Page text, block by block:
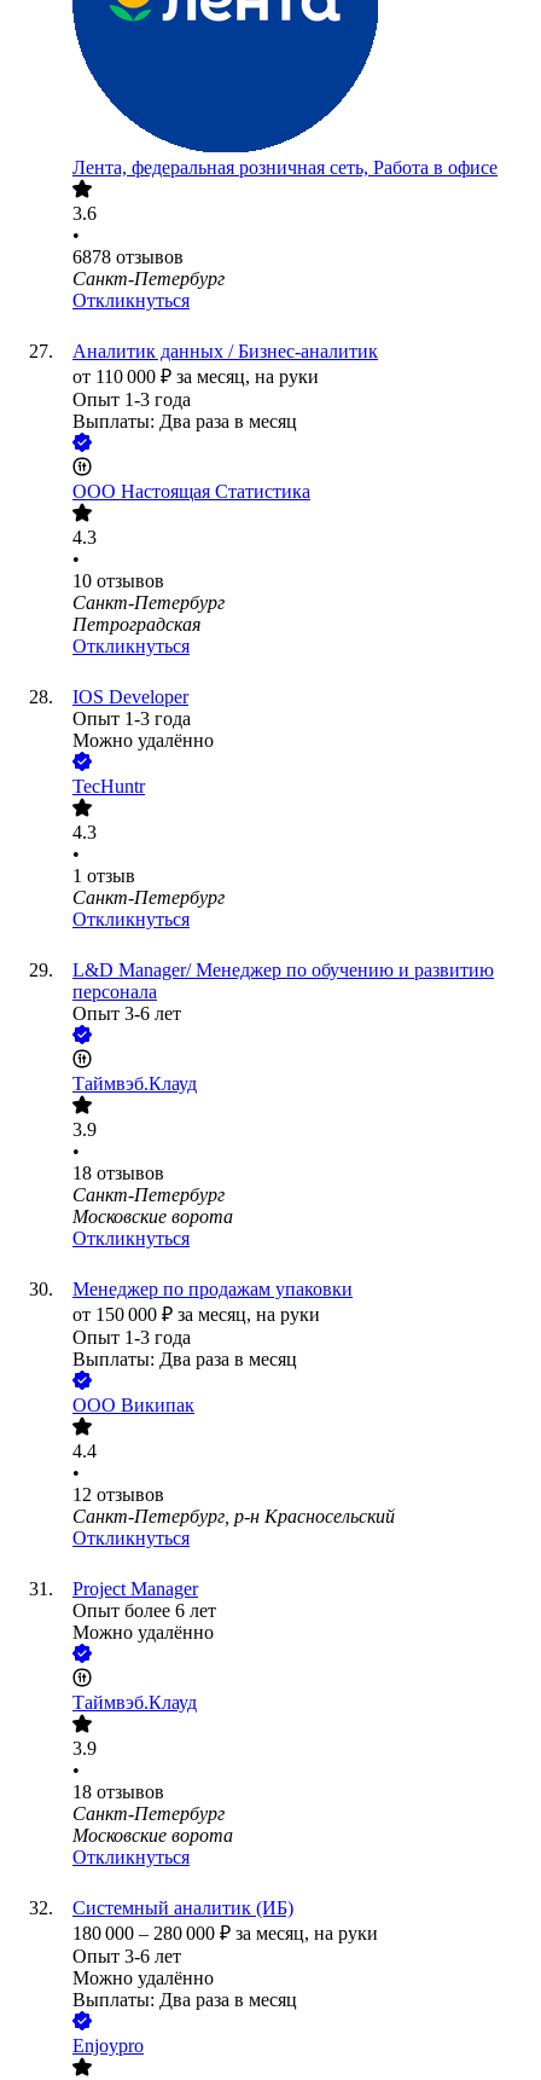
Лента, федеральная розничная сеть, Работа в офисе
3.6
•
6878 отзывов
Санкт-Петербург
Откликнуться
Аналитик данных / Бизнес-аналитик
от 110 000 ₽ за месяц, на руки
Опыт 1-3 года
Выплаты: Два раза в месяц
ООО Настоящая Статистика
4.3
•
10 отзывов
Санкт-Петербург
Петроградская
Откликнуться
IOS Developer
Опыт 1-3 года
Можно удалённо
TecHuntr
4.3
•
1 отзыв
Санкт-Петербург
Откликнуться
L&D Manager/ Менеджер по обучению и развитию
персонала
Опыт 3-6 лет
Таймвэб.Клауд
3.9
•
18 отзывов
Санкт-Петербург
Московские ворота
Откликнуться
Менеджер по продажам упаковки
от 150 000 ₽ за месяц, на руки
Опыт 1-3 года
Выплаты: Два раза в месяц
ООО Википак
4.4
•
12 отзывов
Санкт-Петербург, р-н Красносельский
Откликнуться
Project Manager
Опыт более 6 лет
Можно удалённо
Таймвэб.Клауд
3.9
•
18 отзывов
Санкт-Петербург
Московские ворота
Откликнуться
Системный аналитик (ИБ)
180 000 – 280 000 ₽ за месяц, на руки
Опыт 3-6 лет
Можно удалённо
Выплаты: Два раза в месяц
Enjoypro